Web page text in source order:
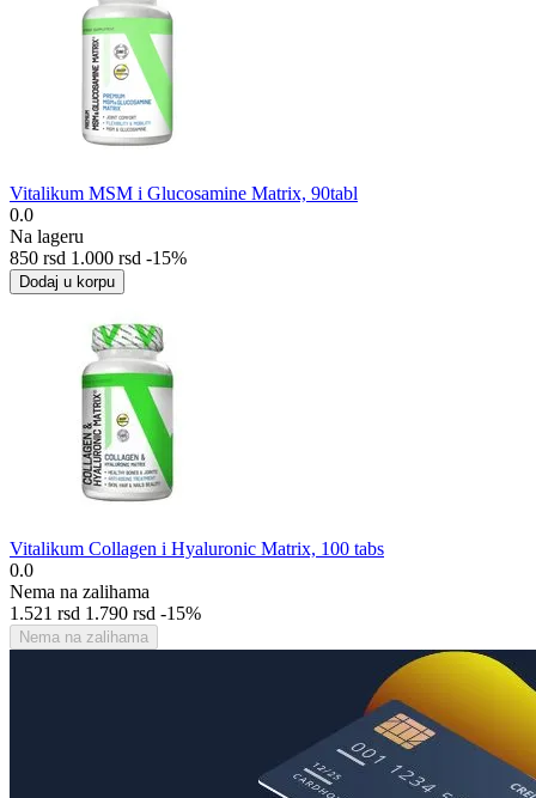
Vitalikum MSM i Glucosamine Matrix, 90tabl
0.0
Na lageru
‍850‍ rsd 1.000 rsd -15%
Dodaj u korpu
Vitalikum Collagen i Hyaluronic Matrix, 100 tabs
0.0
Nema na zalihama
1.521 rsd 1.790 rsd -15%
Nema na zalihama